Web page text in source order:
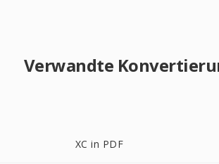
Verwandte
XC in PDF